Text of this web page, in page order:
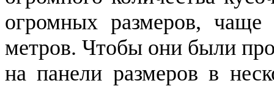
огромных размеров,
метров. Чтобы они были
на панели размеров в